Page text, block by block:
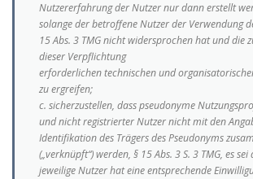
Nutzererfahrung der Nutzer nur dann erstellt
solange der betroffene Nutzer der Verwendung
15 Abs. 3 TMG nicht widersprochen hat und die
dieser Verpflichtung
erforderlichen technischen und
zu ergreifen;
c. sicherzustellen, dass pseudonyme
und nicht registrierter Nutzer nicht mit den
Identifikation des Trägers des Pseudonyms
(„verknüpft“) werden, § 15 Abs. 3 S. 3 TMG, es
jeweilige Nutzer hat eine entsprechende